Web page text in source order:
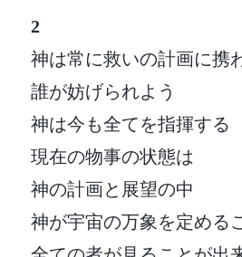
2
神は常に救いの計画に携
誰が妨げられよう
神は今も全てを指揮する
現在の物事の状態は
神の計画と展望の中
神が宇宙の万象を定める